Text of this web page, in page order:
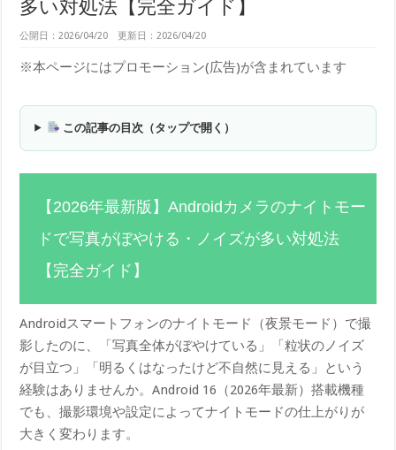
多い対処法【完全ガイド】
公開日：2026/04/20 更新日：2026/04/20
※本ページにはプロモーション(広告)が含まれています
この記事の目次（タップで開く）
【2026年最新版】Androidカメラのナイトモー
ドで写真がぼやける・ノイズが多い対処法
【完全ガイド】
Androidスマートフォンのナイトモード（夜景モード）で撮
影したのに、「写真全体がぼやけている」「粒状のノイズ
が目立つ」「明るくはなったけど不自然に見える」という
経験はありませんか。Android 16（2026年最新）搭載機種
でも、撮影環境や設定によってナイトモードの仕上がりが
大きく変わります。